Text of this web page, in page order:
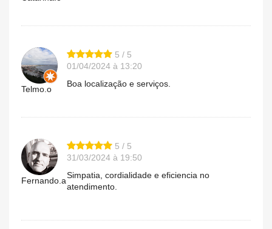
Telmo.o
5 / 5
01/04/2024 à 13:20
Boa localização e serviços.
Fernando.a
5 / 5
31/03/2024 à 19:50
Simpatia, cordialidade e eficiencia no
atendimento.